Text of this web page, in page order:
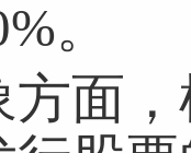
。
面